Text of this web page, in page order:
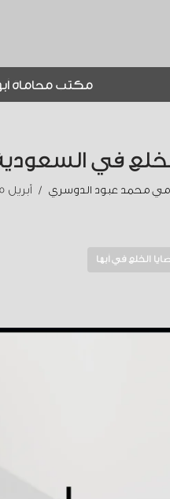
مكتب محاماة
في
محمد عبود الدوسري أبريل 15, 2026
الخلع في أبها